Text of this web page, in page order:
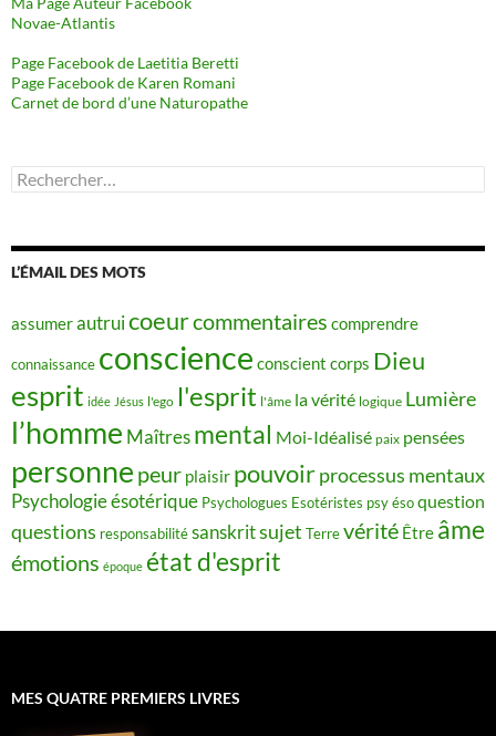
Novae-Atlantis
Page Facebook de Laetitia Beretti
Page Facebook de Karen Romani
Carnet de bord d’une Naturopathe
Rechercher :
L’ÉMAIL DES MOTS
assumerautruicoeurcommentaires comprendre
connaissance conscience conscient corps Dieu
esprit idée Jésus l'ego l'esprit l'âme la vérité logique Lumière
l’homme Maîtres mental Moi-Idéalisé paix pensées
personne peur plaisir pouvoirprocessus mentaux
Psychologie ésotérique Psychologues Esotéristes psy ésoquestion
questions responsabilitésanskritsujet Terrevérité Être âme
émotions époque état d'esprit
MES QUATRE PREMIERS LIVRES